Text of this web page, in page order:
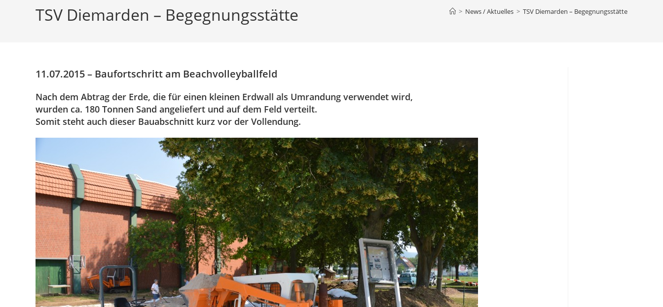
TSV Diemarden – Begegnungsstätte > News / Aktuelles > TSV Diemarden – Begegnungsstätte
11.07.2015 – Baufortschritt am Beachvolleyballfeld
Nach dem Abtrag der Erde, die für einen kleinen Erdwall als Umrandung verwendet wird,
wurden ca. 180 Tonnen Sand angeliefert und auf dem Feld verteilt.
Somit steht auch dieser Bauabschnitt kurz vor der Vollendung.